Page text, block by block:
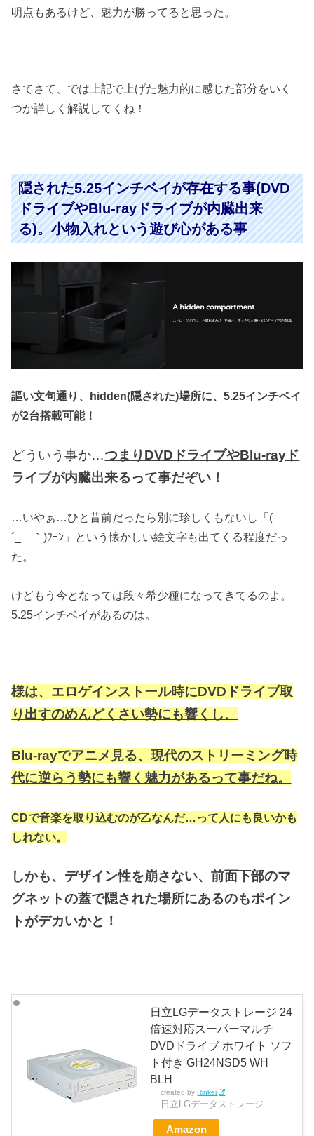
明点もあるけど、魅力が勝ってると思った。
さてさて、では上記で上げた魅力的に感じた部分をいく
つか詳しく解説してくね！
隠された5.25インチベイが存在する事(DVD
ドライブやBlu-rayドライブが内臓出来
る)。小物入れという遊び心がある事
謳い文句通り、hidden(隠された)場所に、5.25インチベイ
が2台搭載可能！
どういう事か…つまりDVDドライブやBlu-rayド
ライブが内臓出来るって事だぞい！
…いやぁ…ひと昔前だったら別に珍しくもないし「(
´_ゝ｀)ﾌｰﾝ」という懐かしい絵文字も出てくる程度だっ
た。
けどもう今となっては段々希少種になってきてるのよ。
5.25インチベイがあるのは。
様は、エロゲインストール時にDVDドライブ取
り出すのめんどくさい勢にも響くし、
Blu-rayでアニメ見る、現代のストリーミング時
代に逆らう勢にも響く魅力があるって事だね。
CDで音楽を取り込むのが乙なんだ…って人にも良いかも
しれない。
しかも、デザイン性を崩さない、前面下部のマ
グネットの蓋で隠された場所にあるのもポイン
トがデカいかと！
日立LGデータストレージ 24
倍速対応スーパーマルチ
DVDドライブ ホワイト ソフ
ト付き GH24NSD5 WH
BLH
created byRinker
日立LGデータストレージ
Amazon